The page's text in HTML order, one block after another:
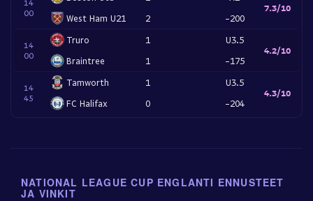
14
00
West Ham U21
2
-200
7.3/10
14
00
Truro
Braintree
1
1
U3.5
-175
4.2/10
14
45
Tamworth
FC Halifax
1
0
U3.5
-204
4.3/10
NATIONAL LEAGUE CUP ENGLANTI ENNUSTEET
JA VINKIT